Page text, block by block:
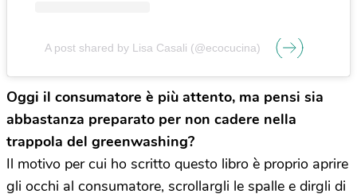
A post shared by Lisa Casali (@ecocucina)
Oggi il consumatore è più attento, ma pensi sia
abbastanza preparato per non cadere nella
trappola del greenwashing?
Il motivo per cui ho scritto questo libro è proprio aprire
gli occhi al consumatore, scrollargli le spalle e dirgli di